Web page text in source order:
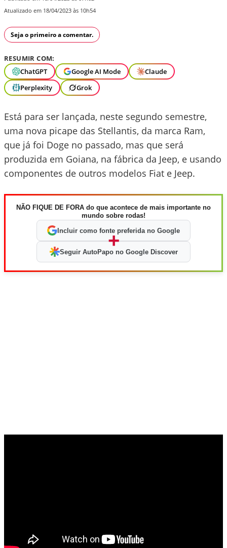
Atualizado em 18/04/2023 às 10h54
Seja o primeiro a comentar.
RESUMIR COM:
ChatGPT
Google AI Mode
Claude
Perplexity
Grok
Está para ser lançada, neste segundo semestre,
uma nova picape das Stellantis, da marca Ram,
que já foi Doge no passado, mas que será
produzida em Goiana, na fábrica da Jeep, e usando
componentes de outros modelos Fiat e Jeep.
NÃO FIQUE DE FORA do que acontece de mais importante no
mundo sobre rodas!
Incluir como fonte preferida no Google
+
Seguir AutoPapo no Google Discover